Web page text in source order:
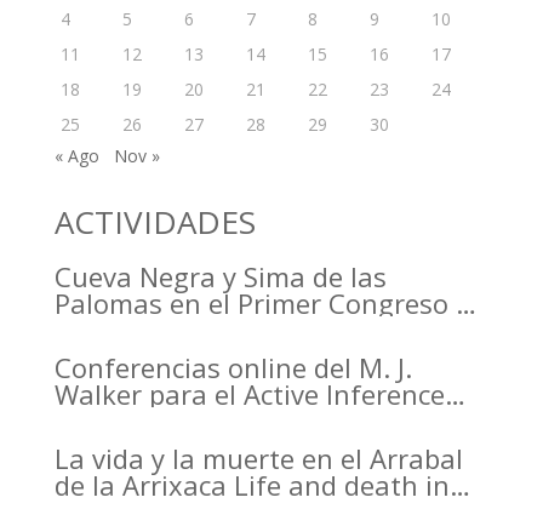
4
5 6 7 8 9
10
11
12 13 14 15 16
17
18
19 20 21 22 23
24
25
26 27 28 29
30
« Ago
Nov »
ACTIVIDADES
Cueva Negra y Sima de las
Palomas en el Primer Congreso de
Murcia organizado por el CDL
Conferencias online del M. J.
Walker para el Active Inference
La vida y la muerte en el Arrabal
de la Arrixaca Life and death in